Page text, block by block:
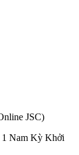
JSC)
1 Nam Kỳ Khởi